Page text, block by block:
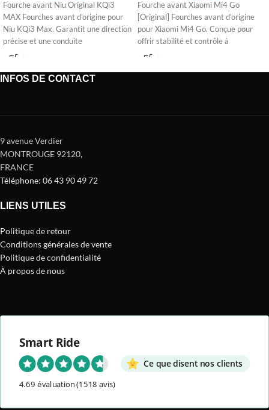
Fourche avant Niu Original KQi3
MAX Fourches avant d'origine pour
Niu KQi3 Max. Garantit une direction
précise et une conduite
Fourche avant Xiaomi Mi4 Go
[Original] Fourches avant d'origine
pour Xiaomi Mi4 Go. Conçue pour
offrir stabilité et contrôle à
INFOS DE CONTACT
9 avenue Verdier
MONTROUGE 92120,
FRANCE
Téléphone: 06 43 90 49 72
LIENS UTILES
Politique de retour
Conditions générales de vente
Politique de confidentialité
À propos de nous
Smart Ride
Ce que disent nos clients
4.69 évaluation(1518 avis)